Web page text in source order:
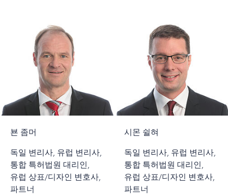
뵨 좀머
독일 변리사, 유럽 변리사,
통합 특허법원 대리인,
유럽 상표/디자인 변호사,
파트너
시몬 쉴혀
독일 변리사, 유럽 변리사,
통합 특허법원 대리인,
유럽 상표/디자인 변호사,
파트너